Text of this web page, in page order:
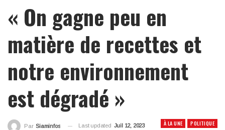
« On gagne peu en
matière de recettes et
notre environnement
est dégradé »
À LA UNE POLITIQUE
Par Siaminfos Last updated Juil 12, 2023